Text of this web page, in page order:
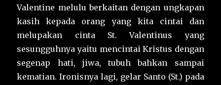
Valentine melulu berkaitan dengan ungkapan
kasih kepada orang yang kita cintai dan
melupakan cinta St. Valentinus yang
sesungguhnya yaitu mencintai Kristus dengan
segenap hati, jiwa, tubuh bahkan sampai
kematian. Ironisnya lagi, gelar Santo (St.) pada